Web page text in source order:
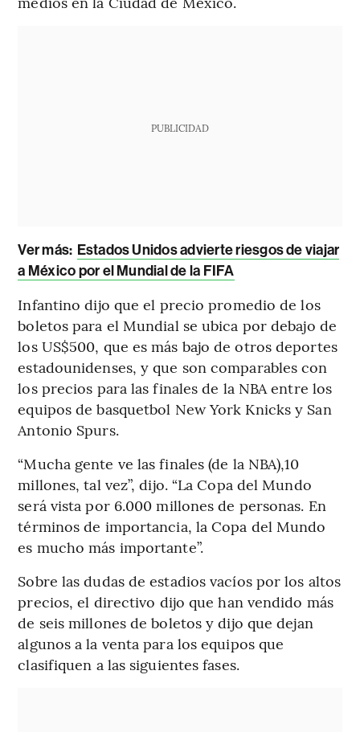
PUBLICIDAD
Ver más: Estados Unidos advierte riesgos de viajar
a México por el Mundial de la FIFA
Infantino dijo que el precio promedio de los
boletos para el Mundial se ubica por debajo de
los US$500, que es más bajo de otros deportes
estadounidenses, y que son comparables con
los precios para las finales de la NBA entre los
equipos de basquetbol New York Knicks y San
Antonio Spurs.
“Mucha gente ve las finales (de la NBA),10
millones, tal vez”, dijo. “La Copa del Mundo
será vista por 6.000 millones de personas. En
términos de importancia, la Copa del Mundo
es mucho más importante”.
Sobre las dudas de estadios vacíos por los altos
precios, el directivo dijo que han vendido más
de seis millones de boletos y dijo que dejan
algunos a la venta para los equipos que
clasifiquen a las siguientes fases.